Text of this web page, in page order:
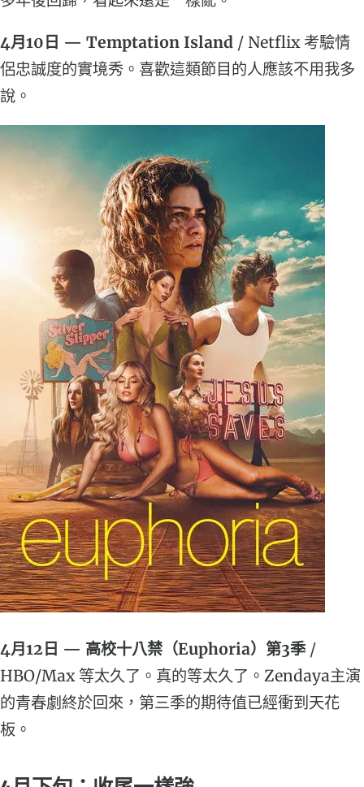
4月10日 — Temptation Island / Netflix 考驗情
侶忠誠度的實境秀。喜歡這類節目的人應該不用我多
說。
4月12日 — 高校十八禁（Euphoria）第3季 /
HBO/Max 等太久了。真的等太久了。Zendaya主演
的青春劇終於回來，第三季的期待值已經衝到天花
板。